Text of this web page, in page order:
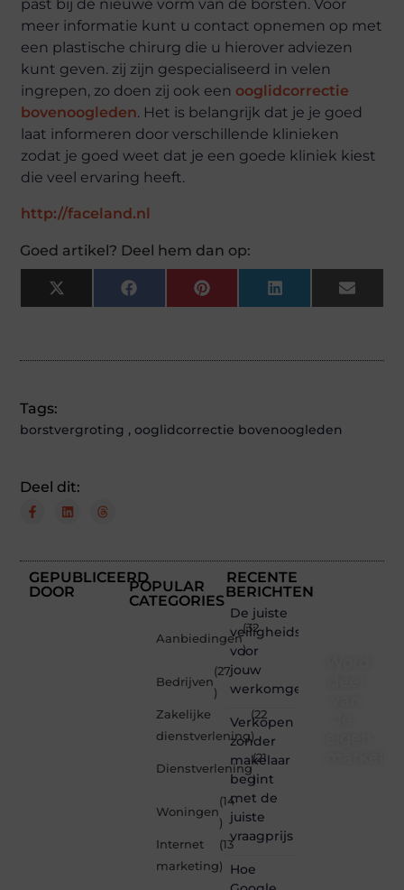
past bij de nieuwe vorm van de borsten. Voor
meer informatie kunt u contact opnemen op met
een plastische chirurg die u hierover adviezen
kunt geven. zij zijn gespecialiseerd in velen
ingrepen, zo doen zij ook een ooglidcorrectie
bovenoogleden. Het is belangrijk dat je je goed
laat informeren door verschillende klinieken
zodat je goed weet dat je een goede kliniek kiest
die veel ervaring heeft.
http://faceland.nl
Goed artikel? Deel hem dan op:
X
(Twitter)
FacebookPinterestLinkedInEmail
Tags:
borstvergroting ,ooglidcorrectie bovenoogleden
Deel dit:
GEPUBLICEERD
DOOR
POPULAR
CATEGORIES
Aanbiedingen
(32
)
Bedrijven
(27
)
Zakelijke
dienstverlening
(22
)
Dienstverlening
(21
)
Woningen
(14
)
Internet
marketing
(13
)
RECENTE
BERICHTEN
De juiste
veiligheidsschoenen
voor
jouw
werkomgeving
Verkopen
zonder
makelaar
begint
met de
juiste
vraagprijs
Hoe